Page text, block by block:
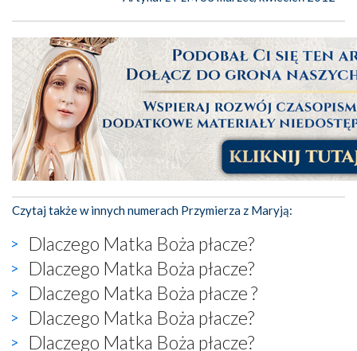
Czytaj także w innych numerach Przymierza z Maryją:
Dlaczego Matka Boża płacze?
Dlaczego Matka Boża płacze?
Dlaczego Matka Boża płacze ?
Dlaczego Matka Boża płacze?
Dlaczego Matka Boża płacze?